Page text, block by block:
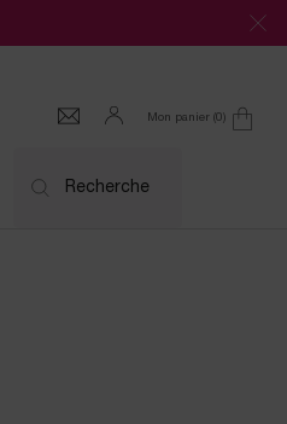
Mon panier 0
0 produit
Recherche